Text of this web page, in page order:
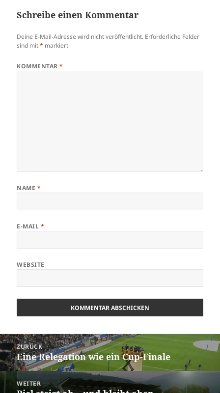
Schreibe einen Kommentar
Deine E-Mail-Adresse wird nicht veröffentlicht. Erforderliche Felder
sind mit* markiert
KOMMENTAR*
NAME *
E-MAIL *
WEBSITE
Beitrags-
Navigation
ZURÜCK
Vorheriger
Beitrag:
Eine Relegation wie ein Cup-Finale
WEITER